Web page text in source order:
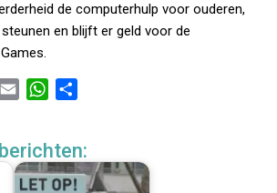
de computerhulp voor ouderen,
en blijft er geld voor de
i
l
W
t
s
e
n